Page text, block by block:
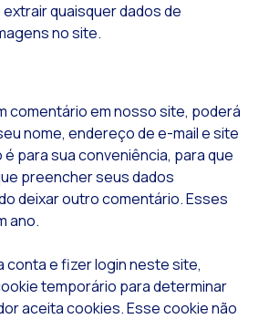
Comércio
Como digitalizar
Novas tecnologias
Leads na mira da
Desafios para o
Inteligência
quaisquer dados de
no site.
comentário em nosso site, poderá
nome, endereço de e-mail e site
para sua conveniência, para que
preencher seus dados
deixar outro comentário. Esses
ano.
conta e fizer login neste site,
temporário para determinar
aceita cookies. Esse cookie não